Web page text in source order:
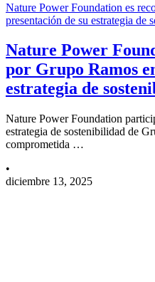
Nature Power Foundation es
presentación de su estrategia de
Nature Power
por Grupo Ramos
estrategia de
Nature Power Foundation
estrategia de sostenibilidad de
comprometida …
•
diciembre 13, 2025